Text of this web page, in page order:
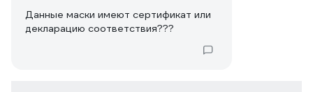
Данные маски имеют сертификат или
декларацию соответствия???